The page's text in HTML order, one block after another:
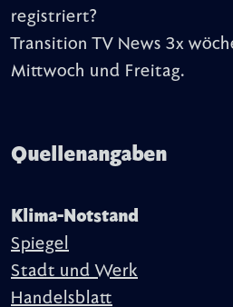
registriert?
Transition TV News 3x
Mittwoch und Freitag.
Quellenangaben
Klima-Notstand
Spiegel
Stadt und Werk
Handelsblatt